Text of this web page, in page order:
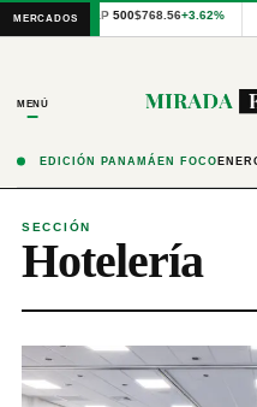
MERCADOS S&P 500$768.56+3.62%
Cotizaciones
internacionales
Financial
Modeling
precios
por
Latinex
para
MENÚ
EDICIÓN PANAMÁ EN FOCO
SECCIÓN
Hotelería